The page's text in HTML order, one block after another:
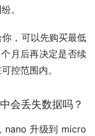
。
，可以先购买最低
月后再决定是否续
控范围内。
会丢失数据吗？
nano 升级到 micro